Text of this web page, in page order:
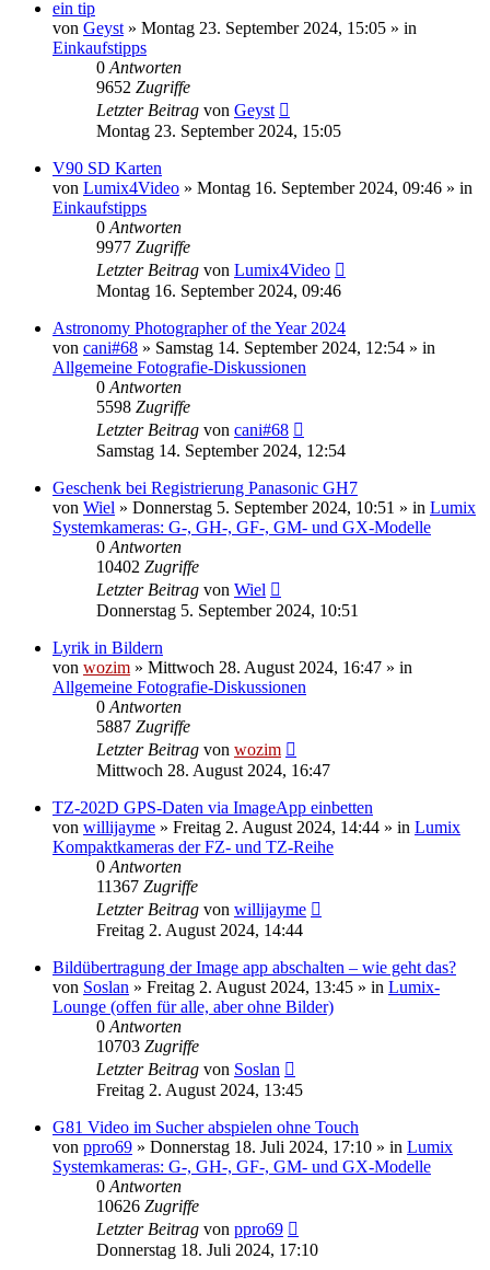
ein tip
von Geyst » Montag 23. September 2024, 15:05 » in
Einkaufstipps
0 Antworten
9652 Zugriffe
Letzter Beitrag von Geyst
Montag 23. September 2024, 15:05
V90 SD Karten
von Lumix4Video » Montag 16. September 2024, 09:46 » in
Einkaufstipps
0 Antworten
9977 Zugriffe
Letzter Beitrag von Lumix4Video
Montag 16. September 2024, 09:46
Astronomy Photographer of the Year 2024
von cani#68 » Samstag 14. September 2024, 12:54 » in
Allgemeine Fotografie-Diskussionen
0 Antworten
5598 Zugriffe
Letzter Beitrag von cani#68
Samstag 14. September 2024, 12:54
Geschenk bei Registrierung Panasonic GH7
von Wiel » Donnerstag 5. September 2024, 10:51 » in Lumix
Systemkameras: G-, GH-, GF-, GM- und GX-Modelle
0 Antworten
10402 Zugriffe
Letzter Beitrag von Wiel
Donnerstag 5. September 2024, 10:51
Lyrik in Bildern
von wozim » Mittwoch 28. August 2024, 16:47 » in
Allgemeine Fotografie-Diskussionen
0 Antworten
5887 Zugriffe
Letzter Beitrag von wozim
Mittwoch 28. August 2024, 16:47
TZ-202D GPS-Daten via ImageApp einbetten
von willijayme » Freitag 2. August 2024, 14:44 » in Lumix
Kompaktkameras der FZ- und TZ-Reihe
0 Antworten
11367 Zugriffe
Letzter Beitrag von willijayme
Freitag 2. August 2024, 14:44
Bildübertragung der Image app abschalten – wie geht das?
von Soslan » Freitag 2. August 2024, 13:45 » in Lumix-
Lounge (offen für alle, aber ohne Bilder)
0 Antworten
10703 Zugriffe
Letzter Beitrag von Soslan
Freitag 2. August 2024, 13:45
G81 Video im Sucher abspielen ohne Touch
von ppro69 » Donnerstag 18. Juli 2024, 17:10 » in Lumix
Systemkameras: G-, GH-, GF-, GM- und GX-Modelle
0 Antworten
10626 Zugriffe
Letzter Beitrag von ppro69
Donnerstag 18. Juli 2024, 17:10